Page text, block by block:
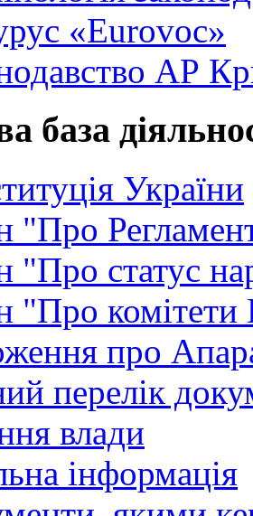
«Eurovoc»
АР
база
України
"Про
"Про статус
"Про комітети
про
перелік
влади
інформація